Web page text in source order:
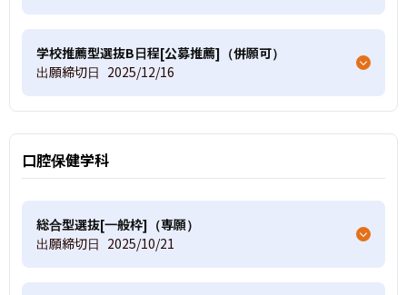
学校推薦型選抜B日程[公募推薦]（併願可）
出願締切日 2025/12/16
口腔保健学科
総合型選抜[一般枠]（専願）
出願締切日 2025/10/21